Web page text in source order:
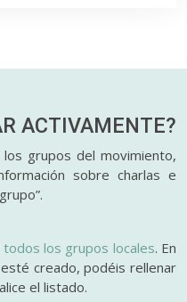
ACTIVAMENTE?
grupos del movimiento,
sobre charlas e
los grupos locales. En
creado, podéis rellenar
el listado.